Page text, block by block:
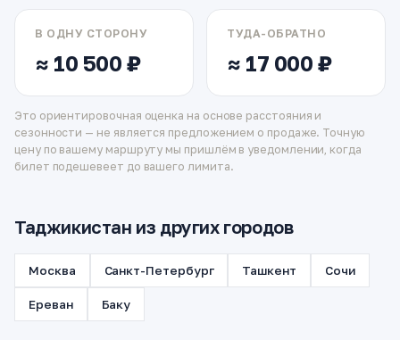
В ОДНУ СТОРОНУ
≈ 10 500 ₽
ТУДА-ОБРАТНО
≈ 17 000 ₽
Это ориентировочная оценка на основе расстояния и
сезонности — не является предложением о продаже. Точную
цену по вашему маршруту мы пришлём в уведомлении, когда
билет подешевеет до вашего лимита.
Таджикистан из других городов
Москва Санкт-Петербург Ташкент Сочи
Ереван Баку